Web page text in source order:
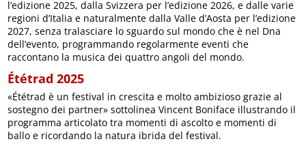
l’edizione 2025, dalla Svizzera per l’edizione 2026, e dalle varie
regioni d’Italia e naturalmente dalla Valle d’Aosta per l’edizione
2027, senza tralasciare lo sguardo sul mondo che è nel Dna
dell’evento, programmando regolarmente eventi che
raccontano la musica dei quattro angoli del mondo.
Ététrad 2025
«Ététrad è un festival in crescita e molto ambizioso grazie al
sostegno dei partner» sottolinea Vincent Boniface illustrando il
programma articolato tra momenti di ascolto e momenti di
ballo e ricordando la natura ibrida del festival.